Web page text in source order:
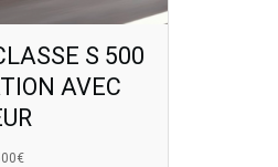
S 500
AVEC